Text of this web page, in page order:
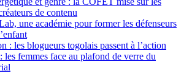
de contenu
une académie pour former les défenseurs
: les blogueurs togolais passent à l’action
les femmes face au plafond de verre du